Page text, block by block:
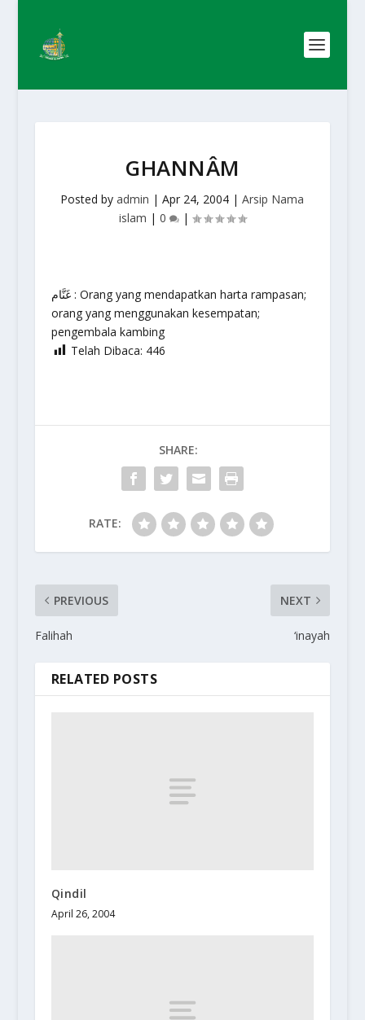
GHANNÂM
Posted byadmin |Apr 24, 2004 |Arsip Nama
islam | 0 |
غَنَّام : Orang yang mendapatkan harta rampasan;
orang yang menggunakan kesempatan;
pengembala kambing
Telah Dibaca: 446
SHARE:
RATE:
PREVIOUS
Falihah
NEXT
‘inayah
RELATED POSTS
Qindil
April 26, 2004